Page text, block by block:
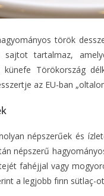
török
tartalmaz,
künefe Törökország
az EU-ban
népszerűek és
népszerű
fahéjjal vagy
a legjobb fırın